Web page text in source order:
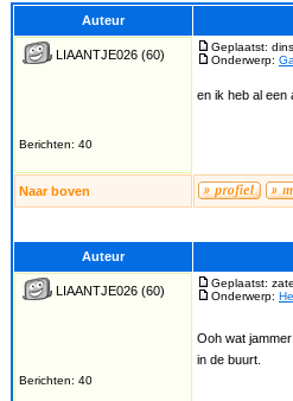
Auteur
LIAANTJE026 (60)
Berichten: 40
Geplaatst:
Onderwerp:
en ik heb al een
Naar boven
Auteur
LIAANTJE026 (60)
Berichten: 40
Geplaatst:
Onderwerp:
Ooh wat
in de buurt.